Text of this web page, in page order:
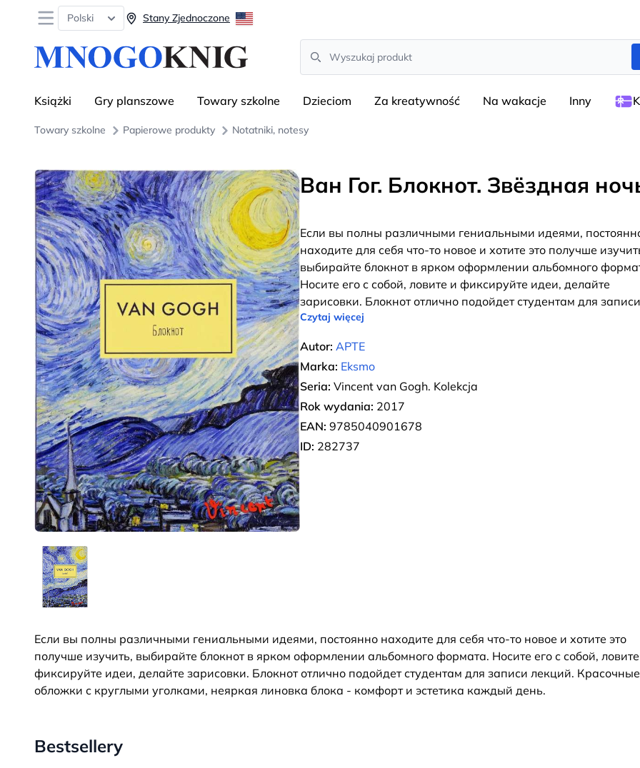
Open menu
Polski Stany Zjednoczone
Search
Książki Gry planszowe Towary szkolne Dzieciom Za kreatywność Na wakacje Inny
Towary szkolne Papierowe produkty Notatniki, notesy
Ван Гог. Блокнот. Звёздная
Если вы полны различными гениальными идеями,
находите для себя что-то новое и хотите это получше
выбирайте блокнот в ярком оформлении альбомного
Носите его с собой, ловите и фиксируйте идеи, делайте
зарисовки. Блокнот отлично подойдет студентам для записи
Czytaj więcej
Autor: АРТЕ
Marka: Eksmo
Seria: Vincent van Gogh. Kolekcja
Rok wydania: 2017
EAN: 9785040901678
ID: 282737
Если вы полны различными гениальными идеями, постоянно находите для себя что-то новое и хотите это
получше изучить, выбирайте блокнот в ярком оформлении альбомного формата. Носите его с собой,
фиксируйте идеи, делайте зарисовки. Блокнот отлично подойдет студентам для записи лекций. Красочные
обложки с круглыми уголками, неяркая линовка блока - комфорт и эстетика каждый день.
Bestsellery